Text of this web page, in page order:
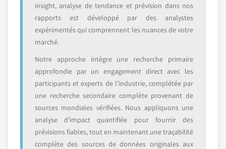
insight, analyse de tendance et prévision dans nos
rapports est développé par des analystes
expérimentés qui comprennent les nuances de votre
marché.
Notre approche intègre une recherche primaire
approfondie par un engagement direct avec les
participants et experts de l'industrie, complétée par
une recherche secondaire complète provenant de
sources mondiales vérifiées. Nous appliquons une
analyse d'impact quantifiée pour fournir des
prévisions fiables, tout en maintenant une traçabilité
complète des sources de données originales aux